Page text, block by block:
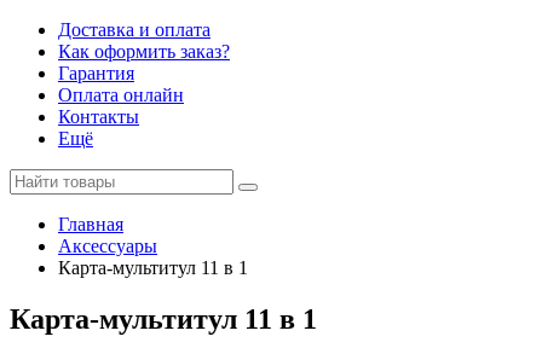
Доставка и оплата
Как оформить заказ?
Гарантия
Оплата онлайн
Контакты
Ещё
Главная
Аксессуары
Карта-мультитул 11 в 1
Карта-мультитул 11 в 1